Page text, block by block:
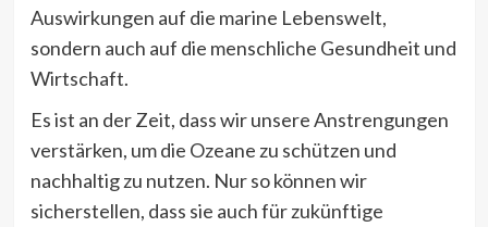
Auswirkungen auf die marine Lebenswelt,
sondern auch auf die menschliche Gesundheit und
Wirtschaft.
Es ist an der Zeit, dass wir unsere Anstrengungen
verstärken, um die Ozeane zu schützen und
nachhaltig zu nutzen. Nur so können wir
sicherstellen, dass sie auch für zukünftige